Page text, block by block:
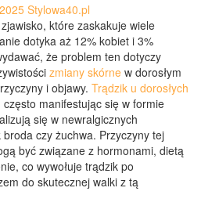
Stylowa40.pl
które zaskakuje wiele
dotyka aż 12% kobiet i 3%
że problem ten dotyczy
zmiany skórne w dorosłym
i objawy. Trądzik u dorosłych
manifestując się w formie
się w newralgicznych
czy żuchwa. Przyczyny tej
być związane z hormonami, dietą
co wywołuje trądzik po
do skutecznej walki z tą